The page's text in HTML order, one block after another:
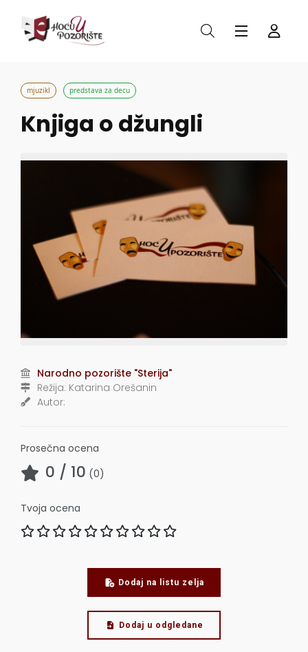
mjuzikl predstava za decu
Knjiga o džungli
Narodno pozorište "Sterija"
Režija: Katarina Orešanin
Autor:
Prosečna ocena
0 / 10 (0)
Tvoja ocena
Dodaj na listu zelja
Dodaj u odgledane